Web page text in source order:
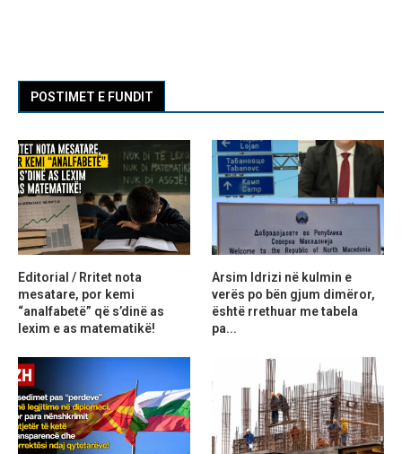
POSTIMET E FUNDIT
Editorial / Rritet nota
mesatare, por kemi
“analfabetë” që s’dinë as
lexim e as matematikë!
Arsim Idrizi në kulmin e
verës po bën gjum dimëror,
është rrethuar me tabela
pa...